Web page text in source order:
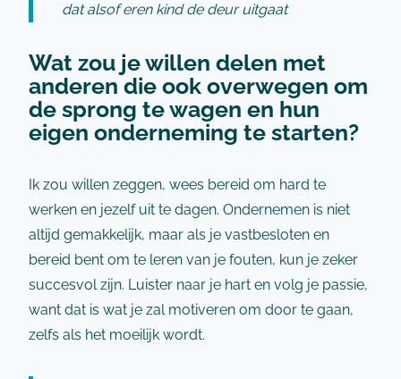
dat alsof eren kind de deur uitgaat
Wat zou je willen delen met
anderen die ook overwegen om
de sprong te wagen en hun
eigen onderneming te starten?
Ik zou willen zeggen, wees bereid om hard te
werken en jezelf uit te dagen. Ondernemen is niet
altijd gemakkelijk, maar als je vastbesloten en
bereid bent om te leren van je fouten, kun je zeker
succesvol zijn. Luister naar je hart en volg je passie,
want dat is wat je zal motiveren om door te gaan,
zelfs als het moeilijk wordt.